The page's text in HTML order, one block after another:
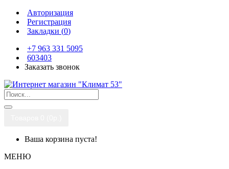
Авторизация
Регистрация
Закладки (0)
+7 963 331 5095
603403
Заказать звонок
Ваша корзина пуста!
МЕНЮ